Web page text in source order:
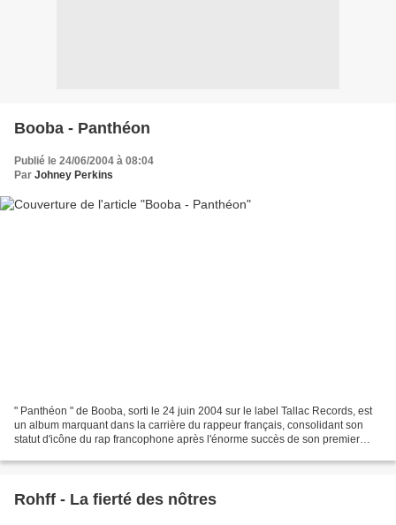
Booba - Panthéon
Publié le 24/06/2004 à 08:04
Par Johney Perkins
" Panthéon " de Booba, sorti le 24 juin 2004 sur le label Tallac Records, est
un album marquant dans la carrière du rappeur français, consolidant son
statut d'icône du rap francophone après l'énorme succès de son premier
Rohff - La fierté des nôtres